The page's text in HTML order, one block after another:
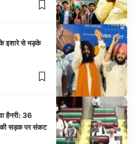
के इशारे से भड़के
हैनरी: 36
की सड़क पर संकट